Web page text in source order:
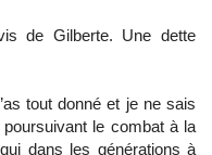
de Gilberte. Une dette
tout donné et je ne sais
le combat à la
dans les générations à